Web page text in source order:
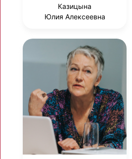
Казицына
Юлия Алексеевна